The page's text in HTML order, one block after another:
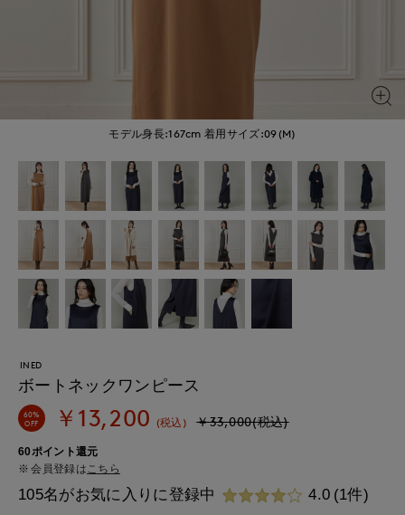
モデル身長:167cm 着用サイズ:09(M)
INED
ボートネックワンピース
60%
OFF
￥13,200 (税込) ￥33,000(税込)
60ポイント還元
会員登録は こちら
105名がお気に入りに登録中 4.0 (1件)